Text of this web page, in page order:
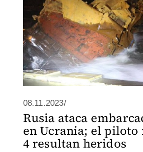
08.11.2023/
Rusia ataca
en Ucrania; el piloto
4 resultan heridos